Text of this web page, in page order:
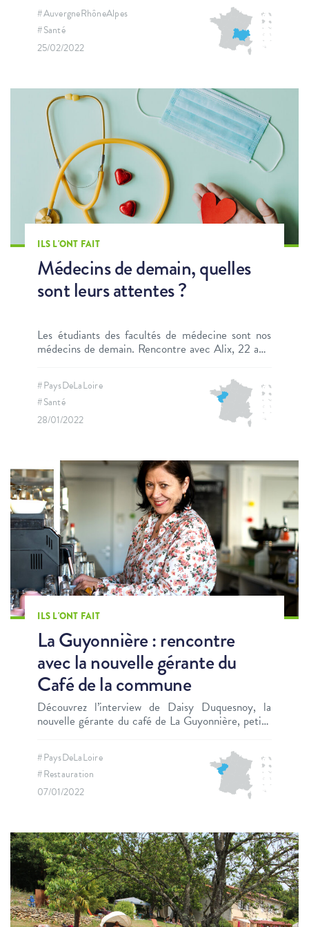
#AuvergneRhôneAlpes
#Santé
25/02/2022
ILS L'ONT FAIT
Médecins de demain, quelles
sont leurs attentes ?
Les étudiants des facultés de médecine sont nos
médecins de demain. Rencontre avec Alix, 22 ans,
#PaysDeLaLoire
#Santé
28/01/2022
ILS L'ONT FAIT
La Guyonnière : rencontre
avec la nouvelle gérante du
Café de la commune
Découvrez l’interview de Daisy Duquesnoy, la
nouvelle gérante du café de La Guyonnière, petite
#PaysDeLaLoire
#Restauration
07/01/2022